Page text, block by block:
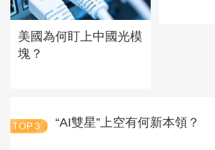
美國為何盯上中國光模
塊？
TOP 3 “AI雙星”上空有何新本領？